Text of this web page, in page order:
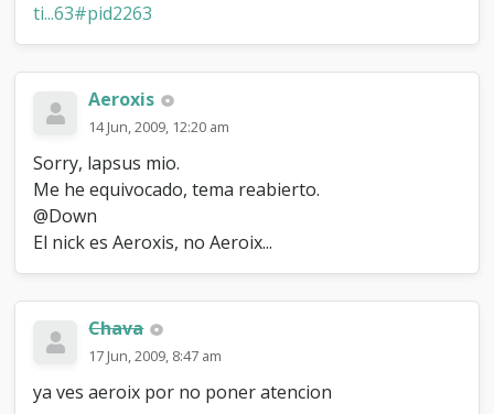
ti...63#pid2263
Aeroxis
14 Jun, 2009, 12:20 am
Sorry, lapsus mio.
Me he equivocado, tema reabierto.
@Down
El nick es Aeroxis, no Aeroix...
Chava
17 Jun, 2009, 8:47 am
ya ves aeroix por no poner atencion